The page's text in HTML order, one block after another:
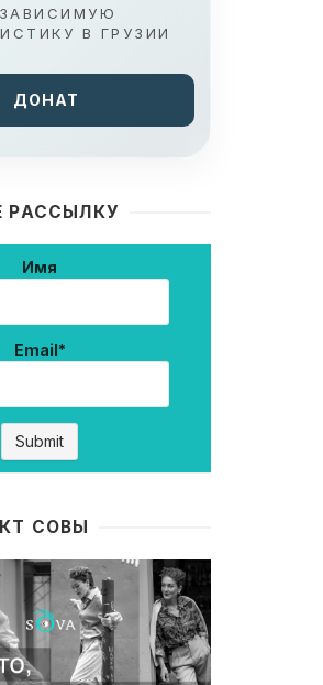
В ГРУЗИИ
ДОНАТ
РАССЫЛКУ
Имя
Email*
СОВЫ